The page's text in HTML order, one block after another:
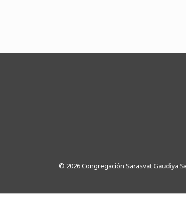
© 2026 Congregación Sarasvat Gaudiya